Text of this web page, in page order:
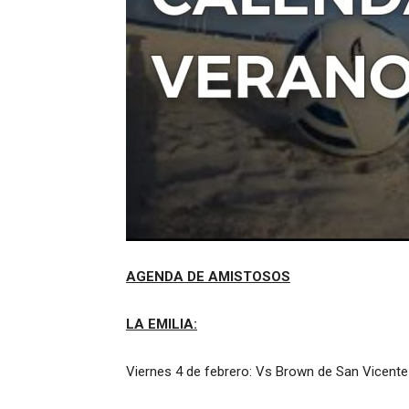
AGENDA DE AMISTOSOS
LA EMILIA:
Viernes 4 de febrero: Vs Brown de San